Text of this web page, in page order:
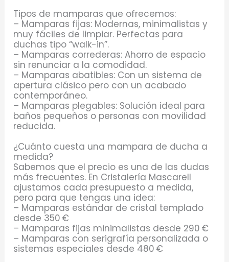
Tipos de mamparas que ofrecemos:
– Mamparas fijas: Modernas, minimalistas y
muy fáciles de limpiar. Perfectas para
duchas tipo “walk-in”.
– Mamparas correderas: Ahorro de espacio
sin renunciar a la comodidad.
– Mamparas abatibles: Con un sistema de
apertura clásico pero con un acabado
contemporáneo.
– Mamparas plegables: Solución ideal para
baños pequeños o personas con movilidad
reducida.
¿Cuánto cuesta una mampara de ducha a
medida?
Sabemos que el precio es una de las dudas
más frecuentes. En Cristalería Mascarell
ajustamos cada presupuesto a medida,
pero para que tengas una idea:
– Mamparas estándar de cristal templado
desde 350 €
– Mamparas fijas minimalistas desde 290 €
– Mamparas con serigrafía personalizada o
sistemas especiales desde 480 €